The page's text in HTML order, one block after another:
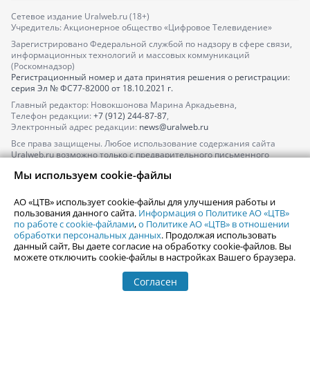
Сетевое издание Uralweb.ru (18+)
Учредитель: Акционерное общество «Цифровое Телевидение»
Зарегистрировано Федеральной службой по надзору в сфере связи,
информационных технологий и массовых коммуникаций
(Роскомнадзор)
Регистрационный номер и дата принятия решения о регистрации:
серия Эл № ФС77-82000от 18.10.2021 г.
Главный редактор: Новокшонова Марина Аркадьевна,
Телефон редакции: +7 (912) 244-87-87,
Электронный адрес редакции: news@uralweb.ru
Все права защищены. Любое использование содержания сайта
Uralweb.ru возможно только с предварительного письменного
По вопросам размещения рекламы обращайтесь по тел.
По вопросам размещения информации в разделе «Афиша»
afisha@uralweb.ru
Пользовательское соглашение на использование сайта
Политика АО «ЦТВ» в отношении обработки персональных данных
Мы используем cookie-файлы
АО «ЦТВ» использует cookie-файлы для улучшения работы и
пользования данного сайта. Информация о Политике АО «ЦТВ»
по работе с cookie-файлами,о Политике АО «ЦТВ» в отношении
обработки персональных данных. Продолжая использовать
данный сайт, Вы даете согласие на обработку cookie-файлов. Вы
можете отключить cookie-файлы в настройках Вашего браузера.
Согласен